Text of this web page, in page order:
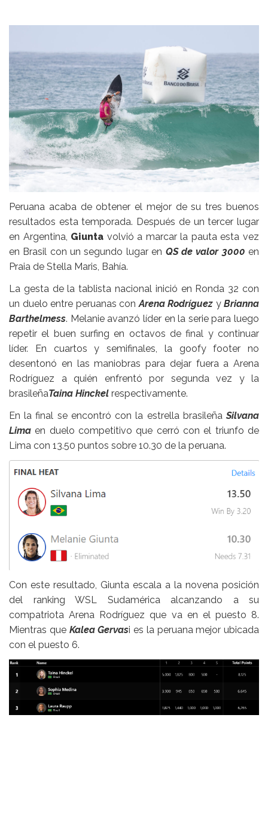
Peruana acaba de obtener el mejor de su tres buenos
resultados esta temporada. Después de un tercer lugar
en Argentina, Giunta volvió a marcar la pauta esta vez
en Brasil con un segundo lugar en QS de valor 3000 en
Praia de Stella Maris, Bahía.
La gesta de la tablista nacional inició en Ronda 32 con
un duelo entre peruanas conArena Rodríguez y Brianna
Barthelmess. Melanie avanzó líder en la serie para luego
repetir el buen surfing en octavos de final y continuar
líder. En cuartos y semifinales, la goofy footer no
desentonó en las maniobras para dejar fuera a Arena
Rodríguez a quién enfrentó por segunda vez y la
brasileñaTaina Hinckel respectivamente.
En la final se encontró con la estrella brasileñaSilvana
Lima en duelo competitivo que cerró con el triunfo de
Lima con 13.50 puntos sobre 10.30 de la peruana.
Con este resultado, Giunta escala a la novena posición
del ranking WSL Sudamérica alcanzando a su
compatriota Arena Rodríguez que va en el puesto 8.
Mientras que Kalea Gervasi es la peruana mejor ubicada
con el puesto 6.